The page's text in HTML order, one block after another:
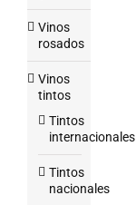
Vinos
rosados
Vinos
tintos
Tintos
internacionales
Tintos
nacionales